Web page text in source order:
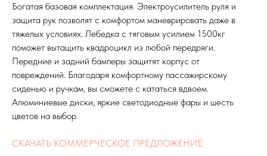
Богатая базовая комплектация. Электроусилитель руля и
защита рук позволят с комфортом маневрировать даже в
тяжелых условиях. Лебедка с тяговым усилием 1500кг
поможет вытащить квадроцикл из любой передряги.
Передние и задний бамперы защитят корпус от
повреждений. Благодаря комфортному пассажирскому
сиденью и ручкам, вы сможете с кататься вдвоем.
Алюминиевые диски, яркие светодиодные фары и шесть
цветов на выбор.
СКАЧАТЬ КОММЕРЧЕСКОЕ ПРЕДЛОЖЕНИЕ